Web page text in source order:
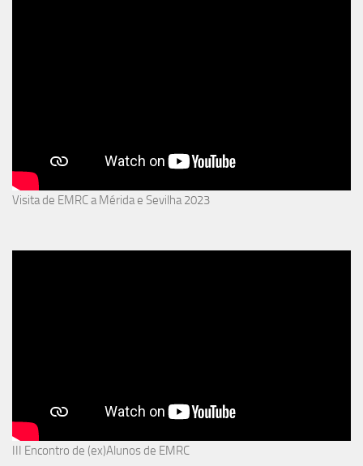
Visita de EMRC a Mérida e Sevilha 2023
III Encontro de (ex)Alunos de EMRC